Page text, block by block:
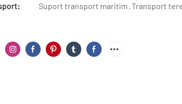
Suport transport maritim · Transport